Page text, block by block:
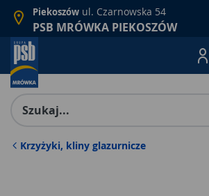
Piekoszów ul. Czarnowska 54
PSB MRÓWKA PIEKOSZÓW
Menu
Krzyżyki, kliny glazurnicze